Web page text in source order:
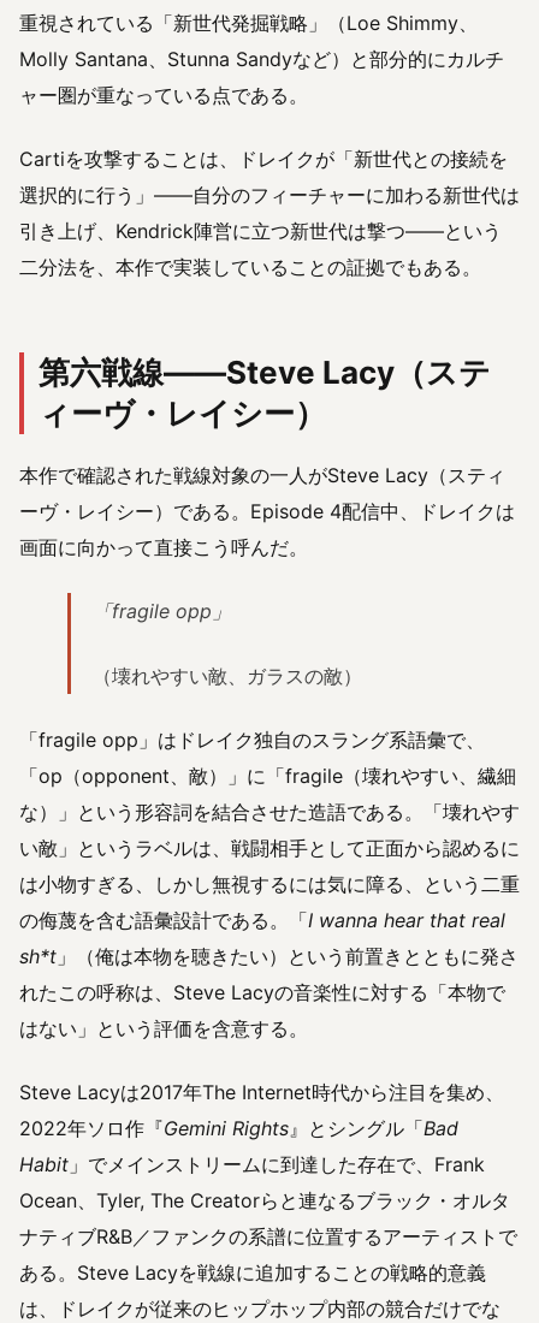
重視されている「新世代発掘戦略」（Loe Shimmy、
Molly Santana、Stunna Sandyなど）と部分的にカルチ
ャー圏が重なっている点である。
Cartiを攻撃することは、ドレイクが「新世代との接続を
選択的に行う」——自分のフィーチャーに加わる新世代は
引き上げ、Kendrick陣営に立つ新世代は撃つ——という
二分法を、本作で実装していることの証拠でもある。
第六戦線——Steve Lacy（ステ
ィーヴ・レイシー）
本作で確認された戦線対象の一人がSteve Lacy（スティ
ーヴ・レイシー）である。Episode 4配信中、ドレイクは
画面に向かって直接こう呼んだ。
「fragile opp」
（壊れやすい敵、ガラスの敵）
「fragile opp」はドレイク独自のスラング系語彙で、
「op（opponent、敵）」に「fragile（壊れやすい、繊細
な）」という形容詞を結合させた造語である。「壊れやす
い敵」というラベルは、戦闘相手として正面から認めるに
は小物すぎる、しかし無視するには気に障る、という二重
の侮蔑を含む語彙設計である。「I wanna hear that real
sh*t 」（俺は本物を聴きたい）という前置きとともに発さ
れたこの呼称は、Steve Lacyの音楽性に対する「本物で
はない」という評価を含意する。
Steve Lacyは2017年The Internet時代から注目を集め、
2022年ソロ作『Gemini Rights』とシングル「Bad
Habit 」でメインストリームに到達した存在で、Frank
Ocean、Tyler, The Creatorらと連なるブラック・オルタ
ナティブR&B／ファンクの系譜に位置するアーティストで
ある。Steve Lacyを戦線に追加することの戦略的意義
は、ドレイクが従来のヒップホップ内部の競合だけでな